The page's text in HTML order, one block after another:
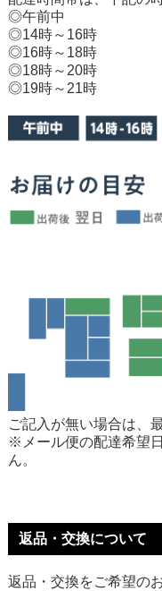
◎午前中
◎14時～16時
◎16時～18時
◎18時～20時
◎19時～21時
ご記入が無い場合は、
※メール便の配達希望
ん。
返品・交換について
返品・交換をご希望の